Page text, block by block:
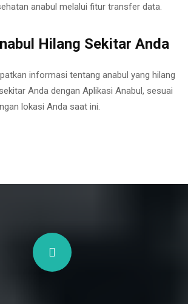
anabul melalui fitur transfer data.
Hilang Sekitar Anda
informasi tentang anabul yang hilang
Anda dengan Aplikasi Anabul, sesuai
lokasi Anda saat ini.